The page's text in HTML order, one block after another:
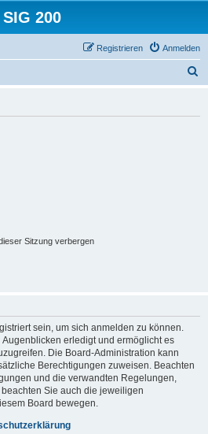
SIG 200
Anmelden
Registrieren
Sitzung verbergen
sein, um sich anmelden zu können.
erledigt und ermöglicht es
Die Board-Administration kann
Berechtigungen zuweisen. Beachten
und die verwandten Regelungen,
Sie auch die jeweiligen
Board bewegen.